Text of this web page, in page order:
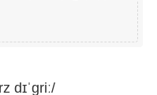
dɪˈɡriː/